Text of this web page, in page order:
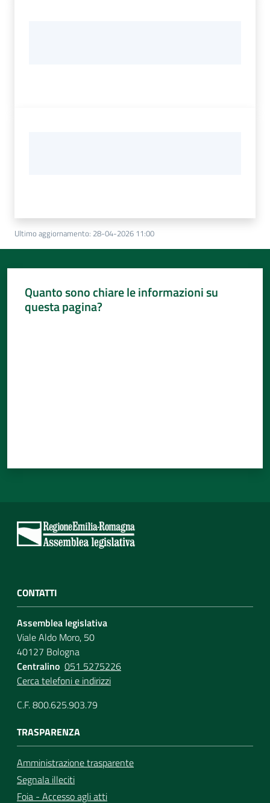
Ultimo aggiornamento: 28-04-2026 11:00
Quanto sono chiare le informazioni su
questa pagina?
CONTATTI
Assemblea legislativa
Viale Aldo Moro, 50
40127 Bologna
Centralino 051 5275226
Cerca telefoni e indirizzi
C.F. 800.625.903.79
TRASPARENZA
Amministrazione trasparente
Segnala illeciti
Foia - Accesso agli atti